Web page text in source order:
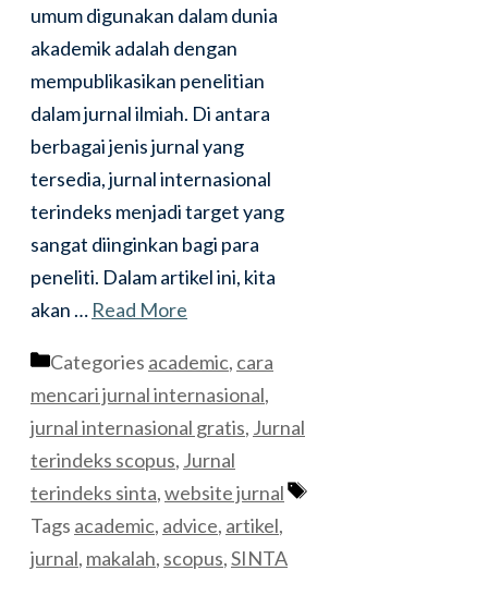
umum digunakan dalam dunia
akademik adalah dengan
mempublikasikan penelitian
dalam jurnal ilmiah. Di antara
berbagai jenis jurnal yang
tersedia, jurnal internasional
terindeks menjadi target yang
sangat diinginkan bagi para
peneliti. Dalam artikel ini, kita
akan … Read More
Categories academic, cara
mencari jurnal internasional,
jurnal internasional gratis, Jurnal
terindeks scopus, Jurnal
terindeks sinta,website jurnal
Tags academic, advice, artikel,
jurnal, makalah, scopus,SINTA